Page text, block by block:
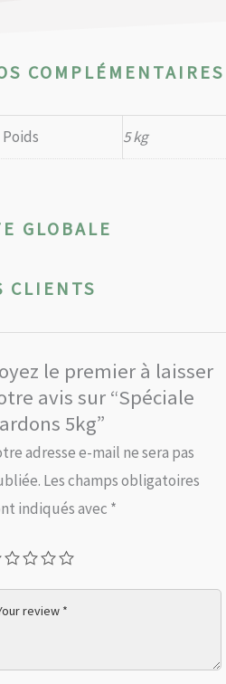
COMPLÉMENTAIRES
Poids 5 kg
GLOBALE
CLIENTS
le premier à laisser
avis sur “Spéciale
5kg”
adresse e-mail ne sera pas
Les champs obligatoires
indiqués avec *